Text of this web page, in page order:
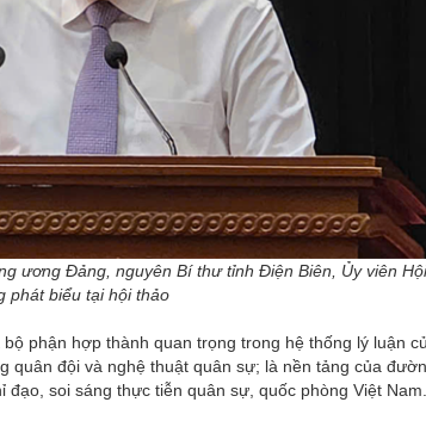
ương Đảng, nguyên Bí thư tỉnh Điện Biên, Ủy viên
phát biểu tại hội thảo
phận hợp thành quan trọng trong hệ thống lý luận
đội và nghệ thuật quân sự; là nền tảng của
soi sáng thực tiễn quân sự, quốc phòng Việt Nam.